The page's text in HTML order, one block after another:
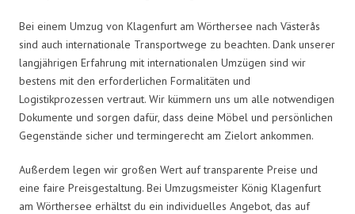
Bei einem Umzug von Klagenfurt am Wörthersee nach Västerås
sind auch internationale Transportwege zu beachten. Dank unserer
langjährigen Erfahrung mit internationalen Umzügen sind wir
bestens mit den erforderlichen Formalitäten und
Logistikprozessen vertraut. Wir kümmern uns um alle notwendigen
Dokumente und sorgen dafür, dass deine Möbel und persönlichen
Gegenstände sicher und termingerecht am Zielort ankommen.
Außerdem legen wir großen Wert auf transparente Preise und
eine faire Preisgestaltung. Bei Umzugsmeister König Klagenfurt
am Wörthersee erhältst du ein individuelles Angebot, das auf